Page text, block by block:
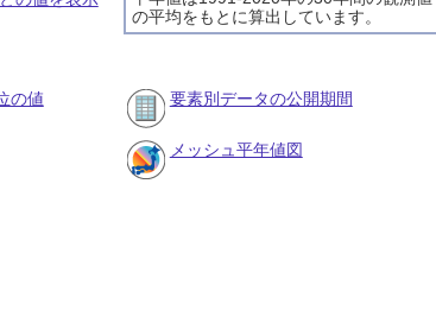
の平均をもとに算出しています。
の値 要素別データの公開期間
メッシュ平年値図